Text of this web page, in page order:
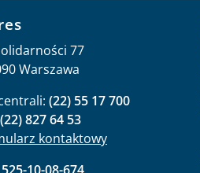
77
Warszawa
(22) 55 17 700
(22) 827 64 53
kontaktowy